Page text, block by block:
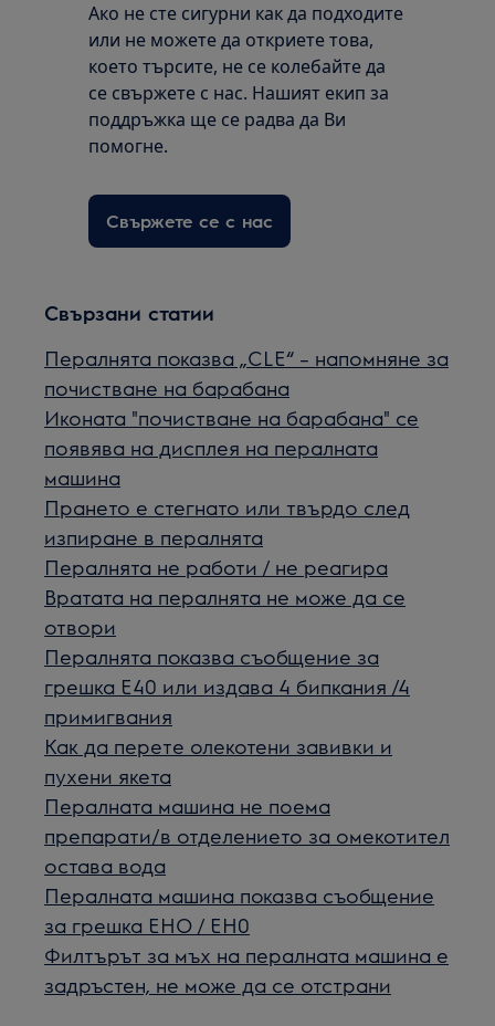
Ако не сте сигурни как да подходите
или не можете да откриете това,
което търсите, не се колебайте да
се свържете с нас. Нашият екип за
поддръжка ще се радва да Ви
помогне.
Свържете се с нас
Свързани статии
Пералнята показва „CLE“ – напомняне за
почистване на барабана
Иконата "почистване на барабана" се
появява на дисплея на пералната
машина
Прането е стегнато или твърдо след
изпиране в пералнята
Пералнята не работи / не реагира
Вратата на пералнята не може да се
отвори
Пералнята показва съобщение за
грешка Е40 или издава 4 бипкания /4
примигвания
Как да перетe олекотени завивки и
пухени якета
Пералната машина не поема
препарати/в отделението за омекотител
остава вода
Пералната машина показва съобщение
за грешка EHO / EH0
Филтърът за мъх на пералната машина е
задръстен, не може да се отстрани